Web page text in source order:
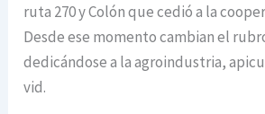
ruta 270 y Colón que cedió a la
Desde ese momento cambian el
dedicándose a la agroindustria,
vid.